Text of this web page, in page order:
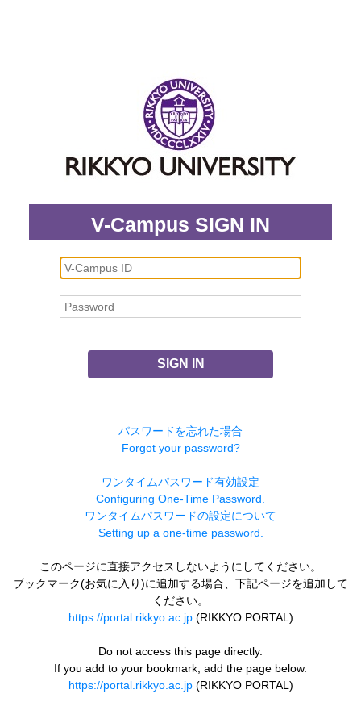
V-Campus SIGN IN
SIGN IN
パスワードを忘れた場合
Forgot your password?
ワンタイムパスワード有効設定
Configuring One-Time Password.
ワンタイムパスワードの設定について
Setting up a one-time password.
このページに直接アクセスしないようにしてください。
ブックマーク(お気に入り)に追加する場合、下記ページを追加して
ください。
https://portal.rikkyo.ac.jp(RIKKYO PORTAL)
Do not access this page directly.
If you add to your bookmark, add the page below.
https://portal.rikkyo.ac.jp(RIKKYO PORTAL)